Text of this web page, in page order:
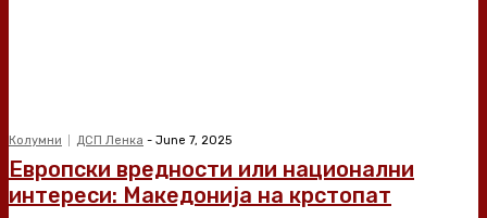
Колумни ДСП Ленка - June 7, 2025
Европски вредности или национални
интереси: Македонија на крстопат